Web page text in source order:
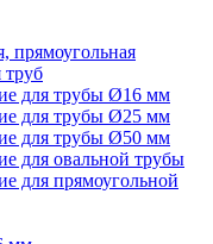
прямоугольная
для трубы Ø16 мм
для трубы Ø25 мм
для трубы Ø50 мм
для овальной трубы
для прямоугольной